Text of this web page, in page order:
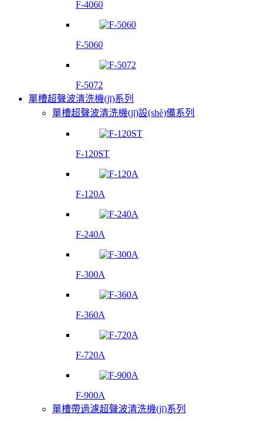
F-4060
F-5060
F-5072
單槽超聲波清洗機(jī)系列
單槽超聲波清洗機(jī)設(shè)備系列
F-120ST
F-120A
F-240A
F-300A
F-360A
F-720A
F-900A
單槽帶過濾超聲波清洗機(jī)系列